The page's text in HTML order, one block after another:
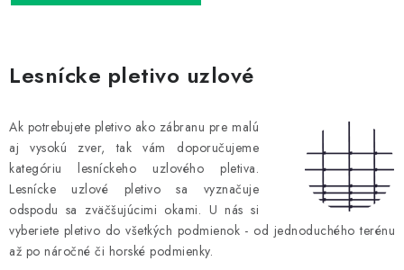
Lesnícke pletivo uzlové
Ak potrebujete pletivo ako zábranu pre malú
aj vysokú zver, tak vám doporučujeme
kategóriu lesníckeho uzlového pletiva.
Lesnícke uzlové pletivo sa vyznačuje
odspodu sa zväčšujúcimi okami. U nás si
vyberiete pletivo do všetkých podmienok - od jednoduchého terénu
až po náročné či horské podmienky.